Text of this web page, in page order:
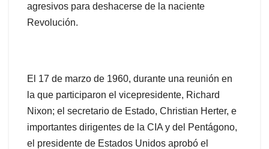
agresivos para deshacerse de la naciente
Revolución.
El 17 de marzo de 1960, durante una reunión en
la que participaron el vicepresidente, Richard
Nixon; el secretario de Estado, Christian Herter, e
importantes dirigentes de la CIA y del Pentágono,
el presidente de Estados Unidos aprobó el